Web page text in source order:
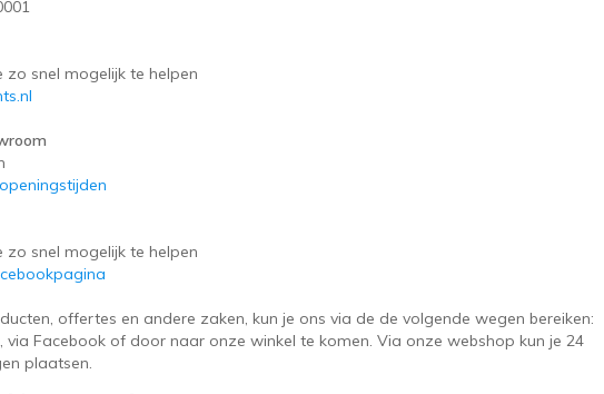
zo snel mogelijk te helpen
zo snel mogelijk te helpen
offertes en andere zaken, kun je ons via de de volgende wegen bereiken:
via Facebook of door naar onze winkel te komen. Via onze webshop kun je 24
plaatsen.